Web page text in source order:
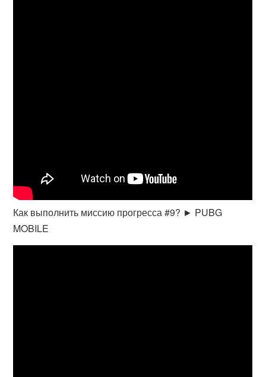
Как выполнить миссию прогресса #9? ► PUBG
MOBILE